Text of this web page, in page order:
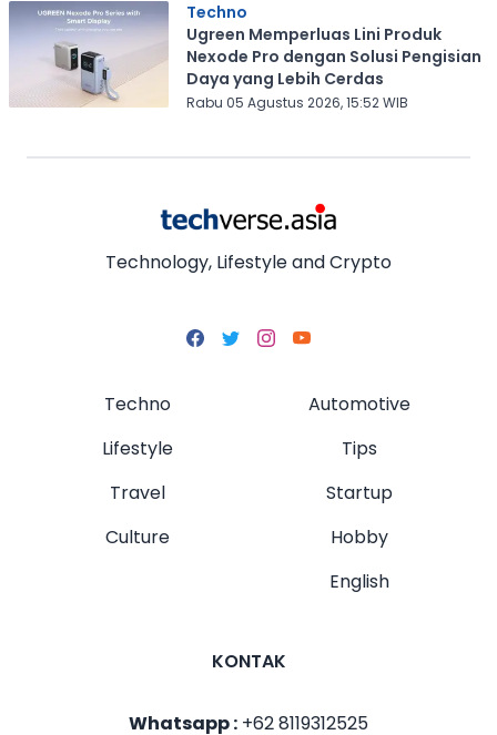
Techno
Ugreen Memperluas Lini Produk
Nexode Pro dengan Solusi Pengisian
Daya yang Lebih Cerdas
Rabu 05 Agustus 2026, 15:52 WIB
Technology, Lifestyle and Crypto
Techno
Lifestyle
Travel
Culture
Automotive
Tips
Startup
Hobby
English
KONTAK
Whatsapp : +62 8119312525